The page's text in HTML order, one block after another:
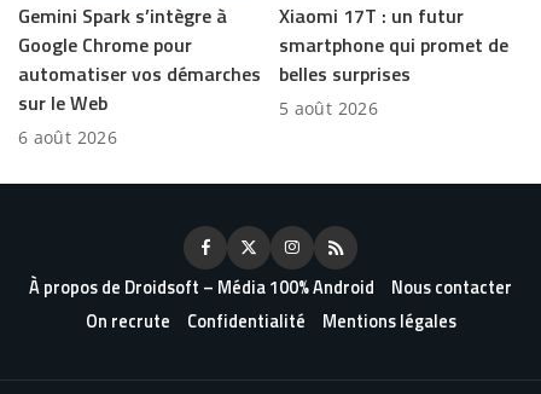
Gemini Spark s’intègre à
Google Chrome pour
automatiser vos démarches
sur le Web
6 août 2026
Xiaomi 17T : un futur
smartphone qui promet de
belles surprises
5 août 2026
À propos de Droidsoft – Média 100% Android
Nous contacter
On recrute
Confidentialité Mentions légales